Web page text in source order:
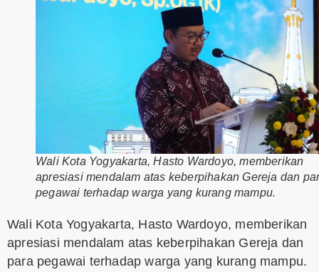
Wali Kota Yogyakarta, Hasto Wardoyo, memberikan
apresiasi mendalam atas keberpihakan Gereja dan
pegawai terhadap warga yang kurang mampu.
Wali Kota Yogyakarta, Hasto Wardoyo, memberikan
apresiasi mendalam atas keberpihakan Gereja dan
para pegawai terhadap warga yang kurang mampu.